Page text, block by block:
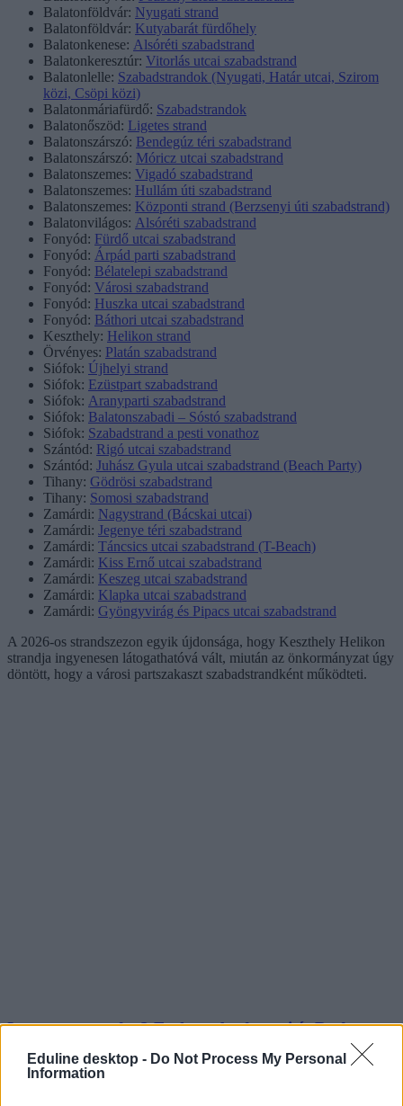
Eduline desktop - Do Not Process My Personal
Information
Balatonföldvár: Nyugati strand
Balatonföldvár: Kutyabarát fürdőhely
Balatonkenese: Alsóréti szabadstrand
Balatonkeresztúr: Vitorlás utcai szabadstrand
Balatonlelle: Szabadstrandok (Nyugati, Határ utcai, Szirom
közi, Csöpi közi)
Balatonmáriafürdő: Szabadstrandok
Balatonőszöd: Ligetes strand
Balatonszárszó: Bendegúz téri szabadstrand
Balatonszárszó: Móricz utcai szabadstrand
Balatonszemes: Vigadó szabadstrand
Balatonszemes: Hullám úti szabadstrand
Balatonszemes: Központi strand (Berzsenyi úti szabadstrand)
Balatonvilágos: Alsóréti szabadstrand
Fonyód: Fürdő utcai szabadstrand
Fonyód: Árpád parti szabadstrand
Fonyód: Bélatelepi szabadstrand
Fonyód: Városi szabadstrand
Fonyód: Huszka utcai szabadstrand
Fonyód: Báthori utcai szabadstrand
Keszthely: Helikon strand
Örvényes: Platán szabadstrand
Siófok: Újhelyi strand
Siófok: Ezüstpart szabadstrand
Siófok: Aranyparti szabadstrand
Siófok: Balatonszabadi – Sóstó szabadstrand
Siófok: Szabadstrand a pesti vonathoz
Szántód: Rigó utcai szabadstrand
Szántód: Juhász Gyula utcai szabadstrand (Beach Party)
Tihany: Gödrösi szabadstrand
Tihany: Somosi szabadstrand
Zamárdi: Nagystrand (Bácskai utcai)
Zamárdi: Jegenye téri szabadstrand
Zamárdi: Táncsics utcai szabadstrand (T-Beach)
Zamárdi: Kiss Ernő utcai szabadstrand
Zamárdi: Keszeg utcai szabadstrand
Zamárdi: Klapka utcai szabadstrand
Zamárdi: Gyöngyvirág és Pipacs utcai szabadstrand
A 2026-os strandszezon egyik újdonsága, hogy Keszthely Helikon
strandja ingyenesen látogathatóvá vált, miután az önkormányzat úgy
döntött, hogy a városi partszakaszt szabadstrandként működteti.
Ingyen a strandra? Ezeket a budapesti és Budapest
környéki helyeket érdemes kipróbálni
Egy-egy strandbelépő ára könnyen több ezer forint is lehet.